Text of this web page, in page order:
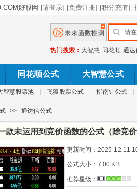
热门搜索： 大智慧 同花顺 通达
同花顺公式 大智慧公式
智慧股票池 飞狐股票公式 指南针公式
>> 通达信公式
款未运用到竞价函数的公式（除竞价
更新时间： 2025-12-11
公式大小： 7.00 KB
推荐星级：